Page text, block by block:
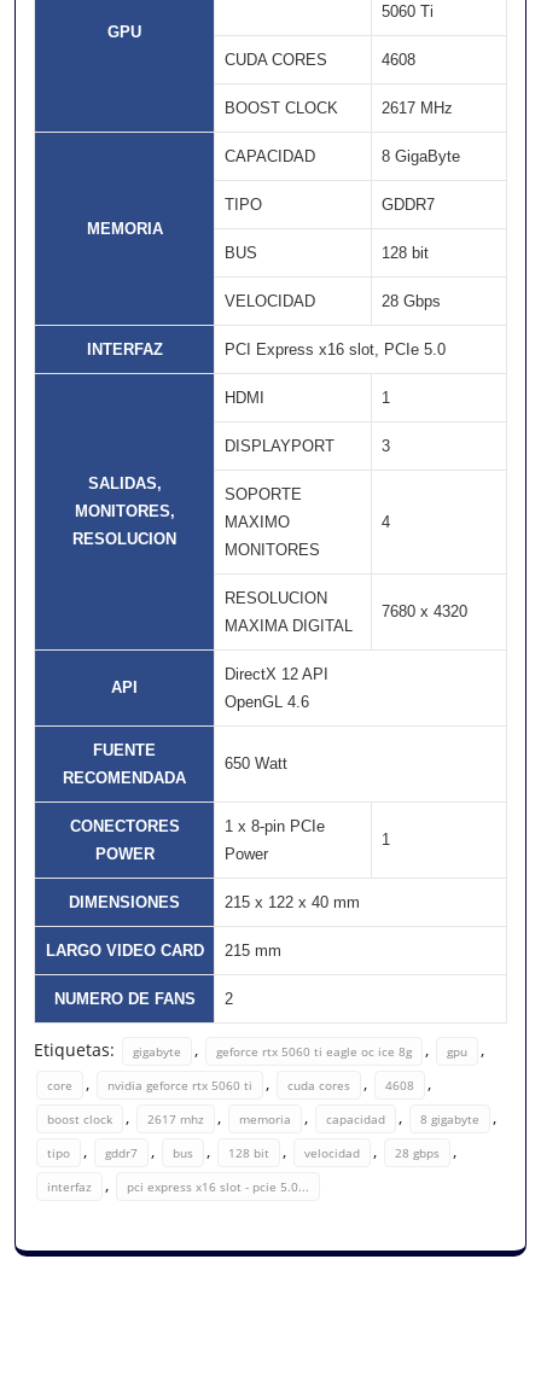
GPU
5060 Ti
CUDA CORES 4608
BOOST CLOCK 2617 MHz
MEMORIA
CAPACIDAD 8 GigaByte
TIPO GDDR7
BUS 128 bit
VELOCIDAD 28 Gbps
INTERFAZ PCI Express x16 slot, PCIe 5.0
SALIDAS,
MONITORES,
RESOLUCION
HDMI 1
DISPLAYPORT 3
SOPORTE
MAXIMO
MONITORES
4
RESOLUCION
MAXIMA DIGITAL
7680 x 4320
API
DirectX 12 API
OpenGL 4.6
FUENTE
RECOMENDADA
650 Watt
CONECTORES
POWER
1 x 8-pin PCIe
Power
1
DIMENSIONES 215 x 122 x 40 mm
LARGO VIDEO CARD 215 mm
NUMERO DE FANS 2
Etiquetas: gigabyte , geforce rtx 5060 ti eagle oc ice 8g , gpu ,
core , nvidia geforce rtx 5060 ti , cuda cores , 4608 ,
boost clock , 2617 mhz , memoria , capacidad , 8 gigabyte ,
tipo , gddr7 , bus , 128 bit , velocidad , 28 gbps ,
interfaz , pci express x16 slot - pcie 5.0...